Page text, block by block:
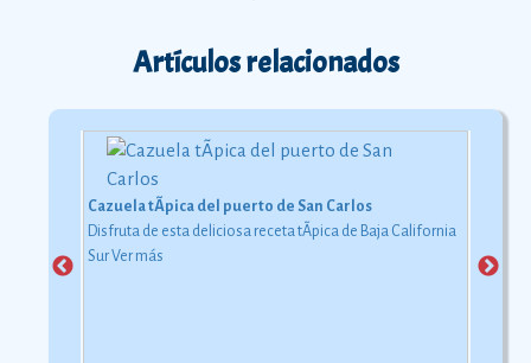
Artículos relacionados
Cazuela tÃ­pica del puerto de San Carlos
Disfruta de esta deliciosa receta tÃ­pica de Baja California
SurVer más